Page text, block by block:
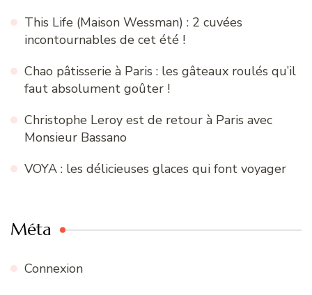
This Life (Maison Wessman) : 2 cuvées
incontournables de cet été !
Chao pâtisserie à Paris : les gâteaux roulés qu’il
faut absolument goûter !
Christophe Leroy est de retour à Paris avec
Monsieur Bassano
VOYA : les délicieuses glaces qui font voyager
Méta
Connexion